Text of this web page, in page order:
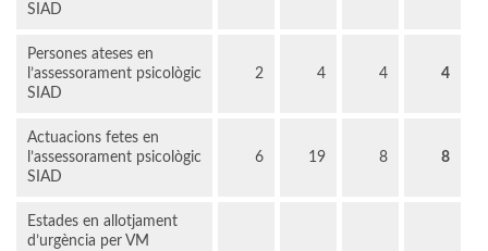
SIAD
Persones ateses en
l’assessorament psicològic
SIAD
2 4 4 4
Actuacions fetes en
l’assessorament psicològic
SIAD
6 19 8 8
Estades en allotjament
d’urgència per VM